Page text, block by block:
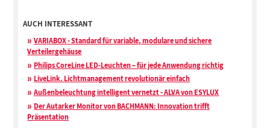
AUCH INTERESSANT
VARIABOX - Standard für variable, modulare und sichere
Verteilergehäuse
Philips CoreLine LED-Leuchten – für jede Anwendung richtig
LiveLink. Lichtmanagement revolutionär einfach
Außenbeleuchtung intelligent vernetzt - ALVA von ESYLUX
Der Autarker Monitor von BACHMANN: Innovation trifft
Präsentation